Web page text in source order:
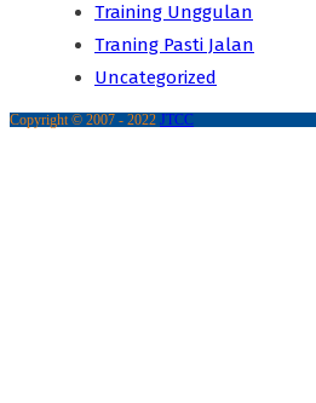
Training Unggulan
Traning Pasti Jalan
Uncategorized
Copyright © 2007 - 2022 JTCC